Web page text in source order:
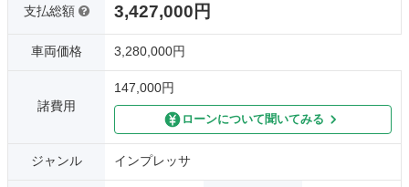
支払総額 3,427,000円
車両価格 3,280,000円
諸費用
147,000円
ローンについて聞いてみる
ジャンル インプレッサ